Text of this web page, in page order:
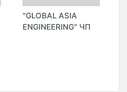
"GLOBAL ASIA
ENGINEERING" ЧП